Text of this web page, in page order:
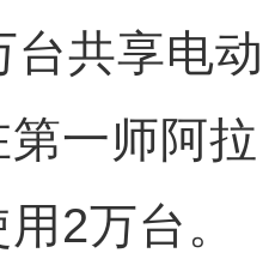
台共享电动
一师阿拉
2万台。